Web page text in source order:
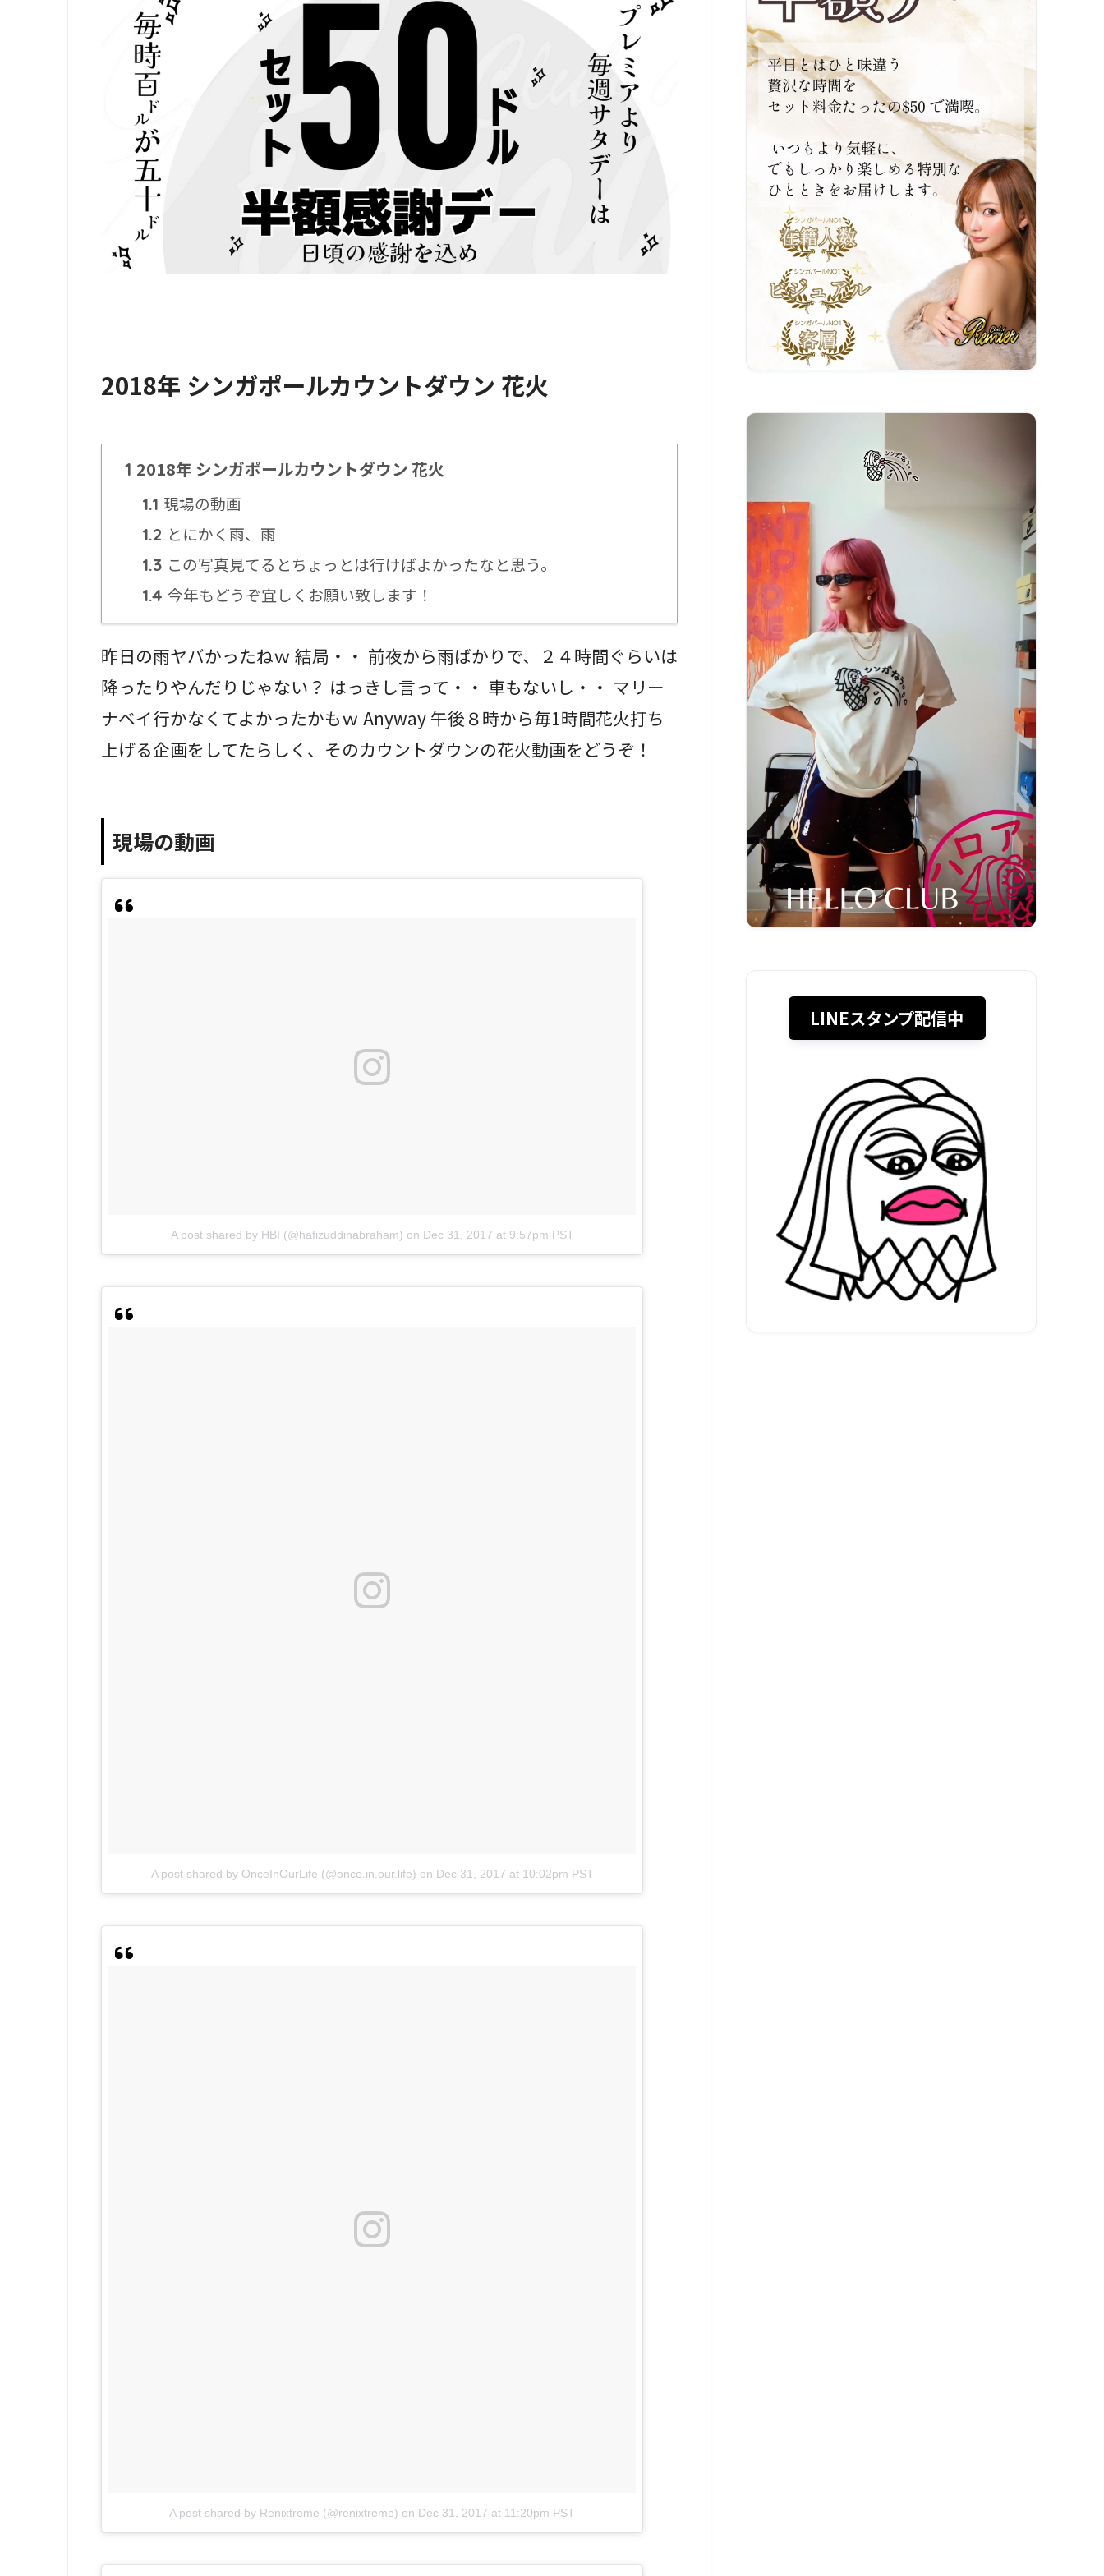
2018年 シンガポールカウントダウン 花火
1 2018年 シンガポールカウントダウン 花火
1.1 現場の動画
1.2 とにかく雨、雨
1.3 この写真見てるとちょっとは行けばよかったなと思う。
1.4 今年もどうぞ宜しくお願い致します！
昨日の雨ヤバかったねｗ 結局・・ 前夜から雨ばかりで、２４時間ぐらいは
降ったりやんだりじゃない？ はっきし言って・・ 車もないし・・ マリー
ナベイ行かなくてよかったかもｗ Anyway 午後８時から毎1時間花火打ち
上げる企画をしてたらしく、そのカウントダウンの花火動画をどうぞ！
現場の動画
A post shared by HBI (@hafizuddinabraham) on Dec 31, 2017 at 9:57pm PST
A post shared by OnceInOurLife (@once.in.our.life) on Dec 31, 2017 at 10:02pm PST
A post shared by Renixtreme (@renixtreme) on Dec 31, 2017 at 11:20pm PST
LINEスタンプ配信中